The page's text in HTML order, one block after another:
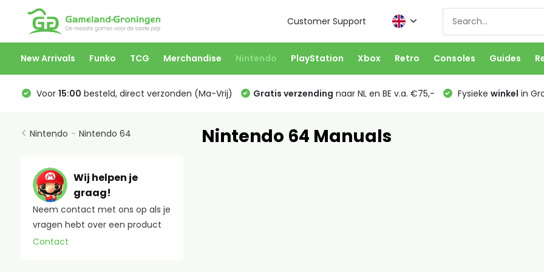
Customer Support
New Arrivals Funko TCG Merchandise Nintendo PlayStation Xbox Retro Consoles Guides
Voor 15:00 besteld, direct verzonden (Ma-Vrij) Gratis verzending naar NL en BE v.a. €75,- Fysieke winkel in
Nintendo - Nintendo 64
Wij helpen je
graag!
Neem contact met ons op als je
vragen hebt over een product
Contact
Nintendo 64 Manuals